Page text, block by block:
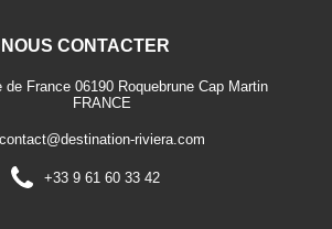
NOUS CONTACTER
de France 06190 Roquebrune Cap Martin
FRANCE
contact@destination-riviera.com
+33 9 61 60 33 42